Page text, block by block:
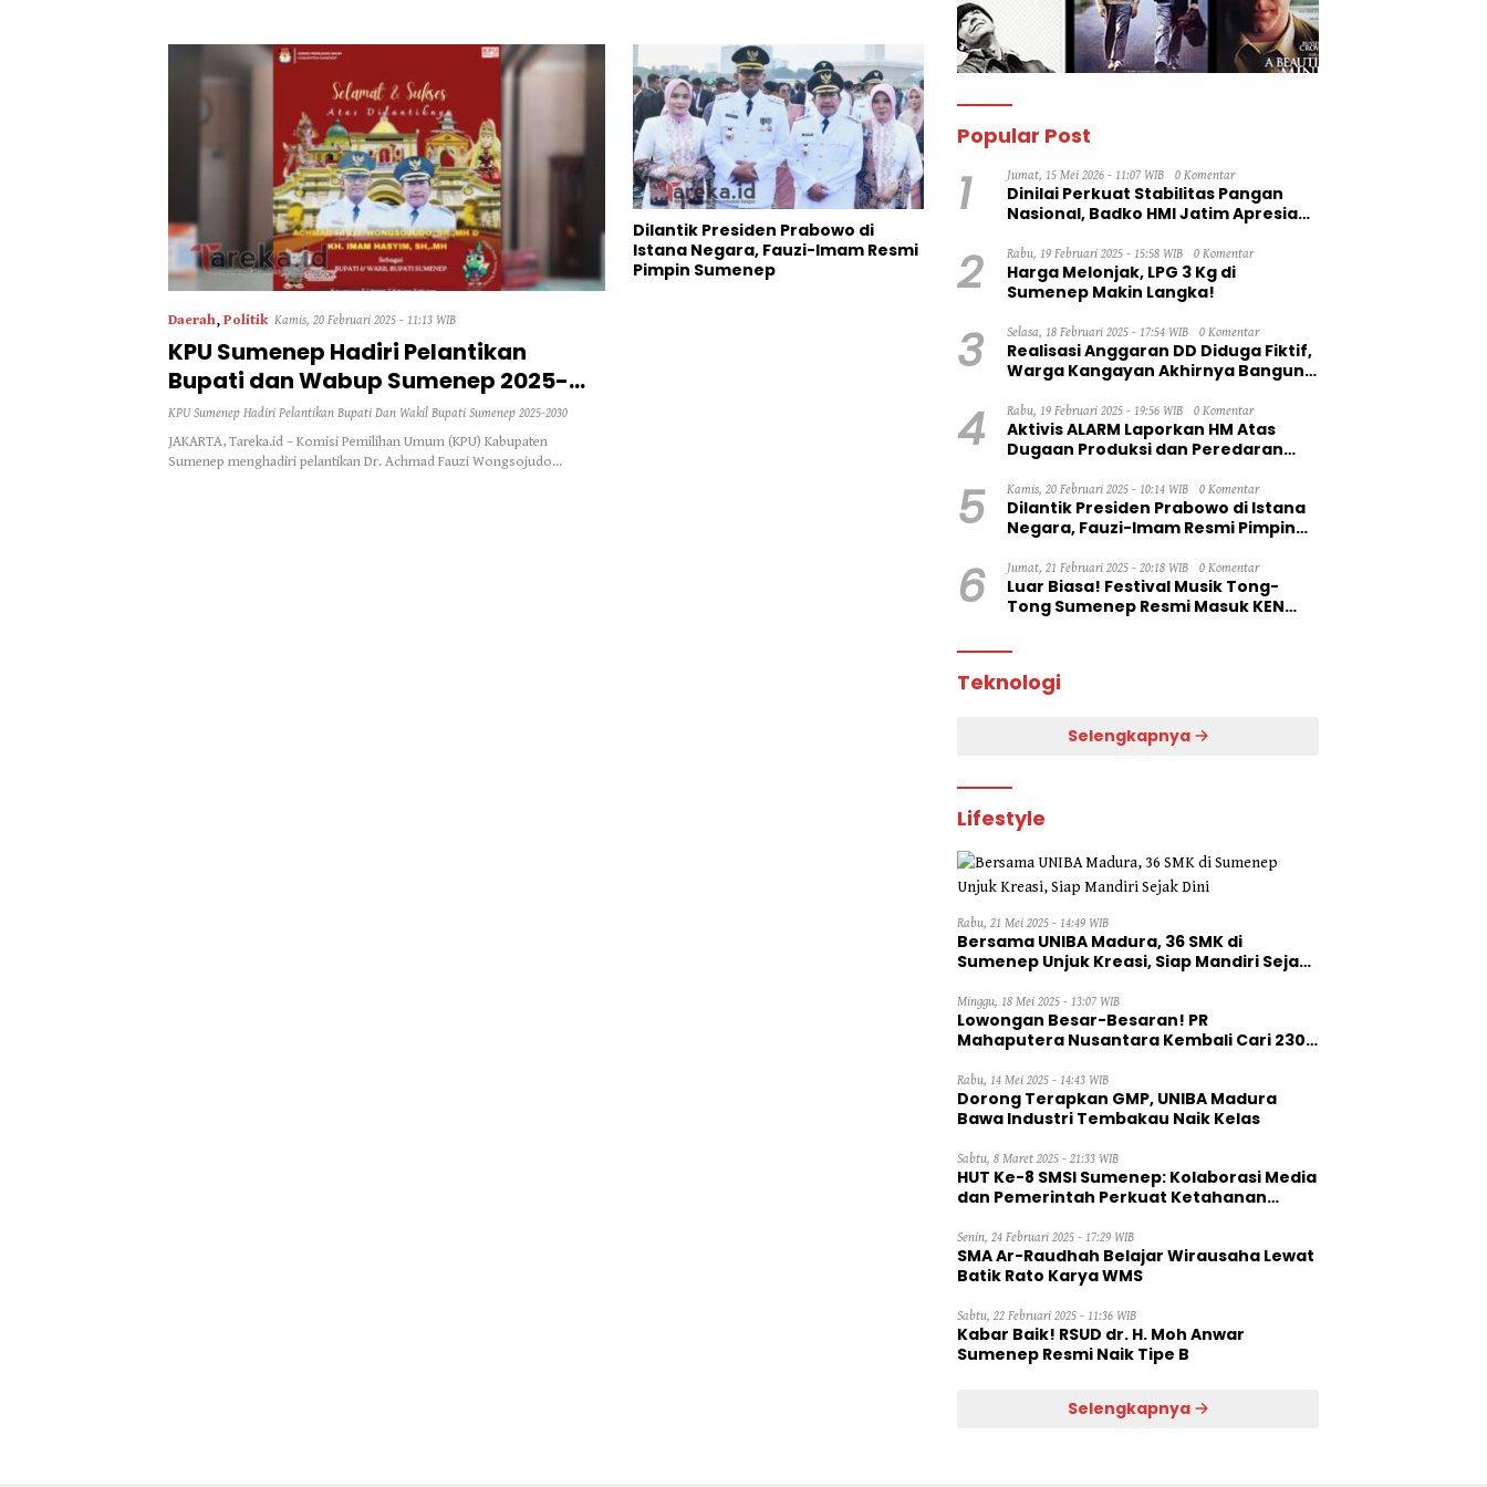
Daerah, Politik Kamis, 20 Februari 2025 - 11:13 WIB
KPU Sumenep Hadiri Pelantikan
Bupati dan Wabup Sumenep 2025-
2030 di Istana Negara
KPU Sumenep Hadiri Pelantikan Bupati Dan Wakil Bupati Sumenep 2025-2030
JAKARTA, Tareka.id – Komisi Pemilihan Umum (KPU) Kabupaten
Sumenep menghadiri pelantikan Dr. Achmad Fauzi Wongsojudo…
Dilantik Presiden Prabowo di
Istana Negara, Fauzi-Imam Resmi
Pimpin Sumenep
Popular Post
1 Jumat, 15 Mei 2026 - 11:07 WIB 0 Komentar
Dinilai Perkuat Stabilitas Pangan
Nasional, Badko HMI Jatim Apresiasi
2 Rabu, 19 Februari 2025 - 15:58 WIB 0 Komentar
Harga Melonjak, LPG 3 Kg di
Sumenep Makin Langka!
3 Selasa, 18 Februari 2025 - 17:54 WIB 0 Komentar
Realisasi Anggaran DD Diduga Fiktif,
Warga Kangayan Akhirnya Bangun
4 Rabu, 19 Februari 2025 - 19:56 WIB 0 Komentar
Aktivis ALARM Laporkan HM Atas
Dugaan Produksi dan Peredaran
5 Kamis, 20 Februari 2025 - 10:14 WIB 0 Komentar
Dilantik Presiden Prabowo di Istana
Negara, Fauzi-Imam Resmi Pimpin
6 Jumat, 21 Februari 2025 - 20:18 WIB 0 Komentar
Luar Biasa! Festival Musik Tong-
Tong Sumenep Resmi Masuk KEN
Teknologi
Selengkapnya
Lifestyle
Rabu, 21 Mei 2025 - 14:49 WIB
Bersama UNIBA Madura, 36 SMK di
Sumenep Unjuk Kreasi, Siap Mandiri Sejak
Minggu, 18 Mei 2025 - 13:07 WIB
Lowongan Besar-Besaran! PR
Mahaputera Nusantara Kembali Cari 230
Rabu, 14 Mei 2025 - 14:43 WIB
Dorong Terapkan GMP, UNIBA Madura
Bawa Industri Tembakau Naik Kelas
Sabtu, 8 Maret 2025 - 21:33 WIB
HUT Ke-8 SMSI Sumenep: Kolaborasi Media
dan Pemerintah Perkuat Ketahanan
Senin, 24 Februari 2025 - 17:29 WIB
SMA Ar-Raudhah Belajar Wirausaha Lewat
Batik Rato Karya WMS
Sabtu, 22 Februari 2025 - 11:36 WIB
Kabar Baik! RSUD dr. H. Moh Anwar
Sumenep Resmi Naik Tipe B
Selengkapnya